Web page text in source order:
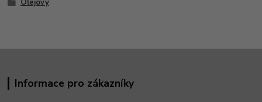
Olejový
Informace pro zákazníky